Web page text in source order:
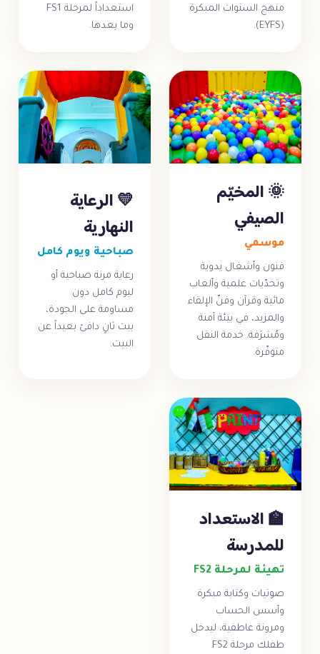
منهج السنوات المبكرة
(EYFS).
استعداداً لمرحلة FS1
وما بعدها.
🌞 المخيّم
الصيفي
موسمي
فنون وأشغال يدوية
وتحدّيات علمية وألعاب
مائية وقرآن وفنّ الإلقاء
والمزيد، في بيئة آمنة
ومُشرَفة. خدمة النقل
متوفّرة.
💛 الرعاية
النهارية
صباحية ويوم كامل
رعاية مرنة صباحية أو
ليوم كامل دون
مساومة على الجودة،
بيت ثانٍ دافئ بعيداً عن
البيت.
🏫 الاستعداد
للمدرسة
تهيئة لمرحلة FS2
صوتيات وكتابة مبكرة
وأسس الحساب
ومرونة عاطفية، ليدخل
طفلك مرحلة FS2